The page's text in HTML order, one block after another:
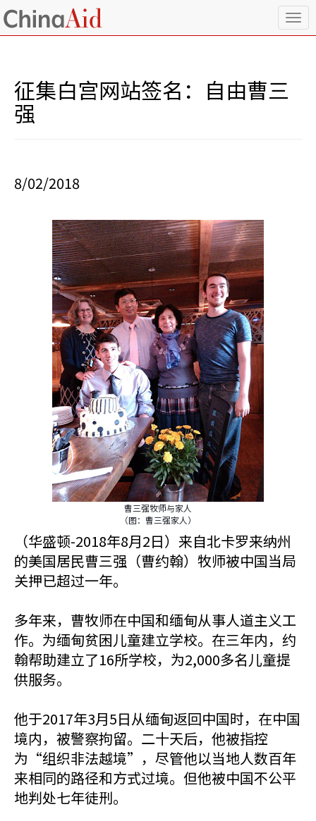
T
o
征集白宫网站签名：自由曹三
强
8/02/2018
曹三强牧师与家人
（图：曹三强家人）
（华盛顿-2018年8月2日）来自北卡罗来纳州
的美国居民曹三强（曹约翰）牧师被中国当局
关押已超过一年。
多年来，曹牧师在中国和缅甸从事人道主义工
作。为缅甸贫困儿童建立学校。在三年内，约
翰帮助建立了16所学校，为2,000多名儿童提
供服务。
他于2017年3月5日从缅甸返回中国时，在中国
境内，被警察拘留。二十天后，他被指控
为“组织非法越境”，尽管他以当地人数百年
来相同的路径和方式过境。但他被中国不公平
地判处七年徒刑。